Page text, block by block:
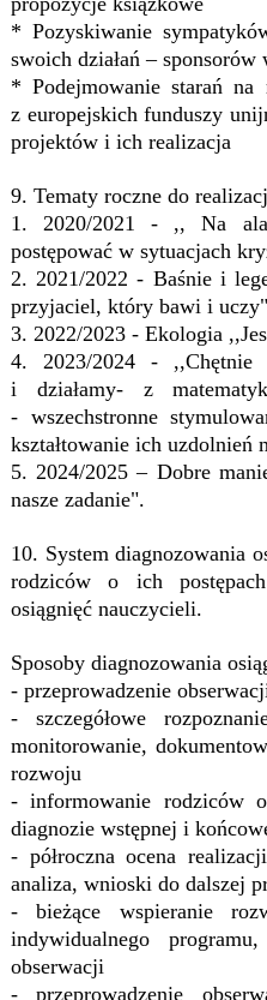
* Pozyskiwanie
swoich działań – sponsorów
* Podejmowanie starań na
z europejskich funduszy
projektów i ich realizacja
9. Tematy roczne do
1. 2020/2021 - ,, Na
postępować w sytuacjach
2. 2021/2022 - Baśnie i
przyjaciel, który bawi i uczy"
3. 2022/2023 - Ekologia
4. 2023/2024 - ,,Chętnie
i działamy- z
- wszechstronne
kształtowanie ich uzdolnień
5. 2024/2025 – Dobre
nasze zadanie".
10. System diagnozowania
rodziców o ich
osiągnięć nauczycieli.
Sposoby diagnozowania
- przeprowadzenie
- szczegółowe
monitorowanie,
rozwoju
- informowanie rodziców
diagnozie wstępnej i
- półroczna ocena
analiza, wnioski do dalszej
- bieżące wspieranie
indywidualnego
obserwacji
- przeprowadzenie